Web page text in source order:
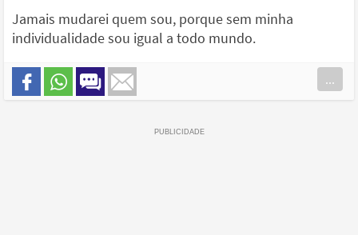
Jamais mudarei quem sou, porque sem minha
individualidade sou igual a todo mundo.
...